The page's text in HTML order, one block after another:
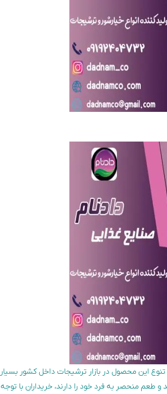
این محصول در بازار ترشیجات داخل کشور بسیار
طعم منحصر به فرد خود را دارند، خریداران با توجه